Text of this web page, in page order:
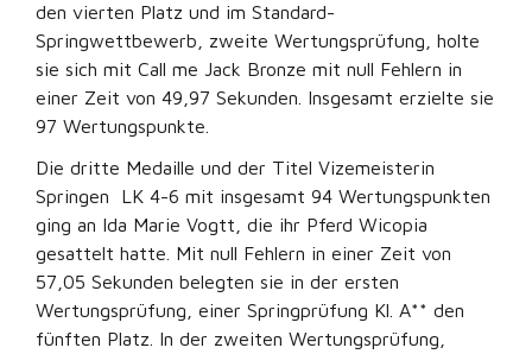
den vierten Platz und im Standard-
Springwettbewerb, zweite Wertungsprüfung, holte
sie sich mit Call me Jack Bronze mit null Fehlern in
einer Zeit von 49,97 Sekunden. Insgesamt erzielte sie
97 Wertungspunkte.
Die dritte Medaille und der Titel Vizemeisterin
Springen LK 4-6 mit insgesamt 94 Wertungspunkten
ging an Ida Marie Vogtt, die ihr Pferd Wicopia
gesattelt hatte. Mit null Fehlern in einer Zeit von
57,05 Sekunden belegten sie in der ersten
Wertungsprüfung, einer Springprüfung Kl. A** den
fünften Platz. In der zweiten Wertungsprüfung,